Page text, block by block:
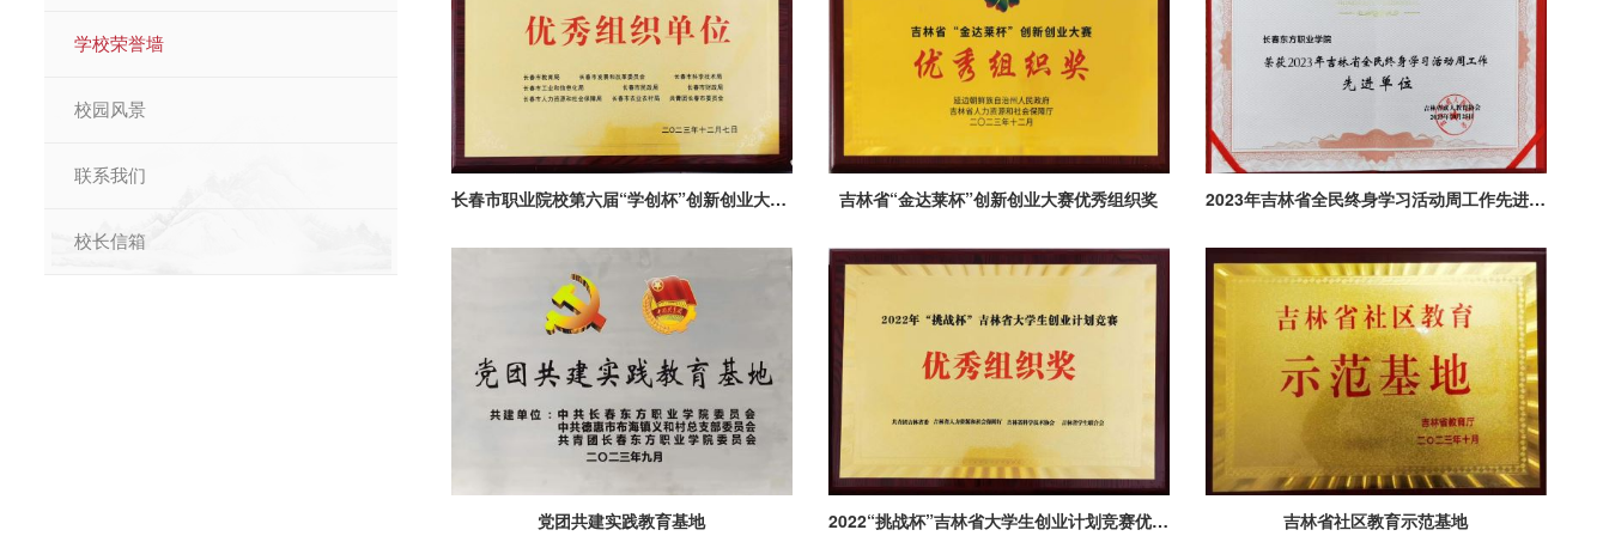
学校荣誉墙
校园风景
联系我们
校长信箱
长春市职业院校第六届“学创杯”创新创业大赛优秀组织单位 吉林省“金达莱杯”创新创业大赛优秀组织奖 2023年吉林省全民终身学习活动周工作先进单位
党团共建实践教育基地 2022“挑战杯”吉林省大学生创业计划竞赛优秀组织奖 吉林省社区教育示范基地